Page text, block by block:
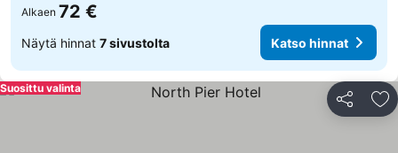
Alkaen 72 €
Näytä hinnat 7 sivustolta Katso hinnat
Jaa
Suosittu valinta